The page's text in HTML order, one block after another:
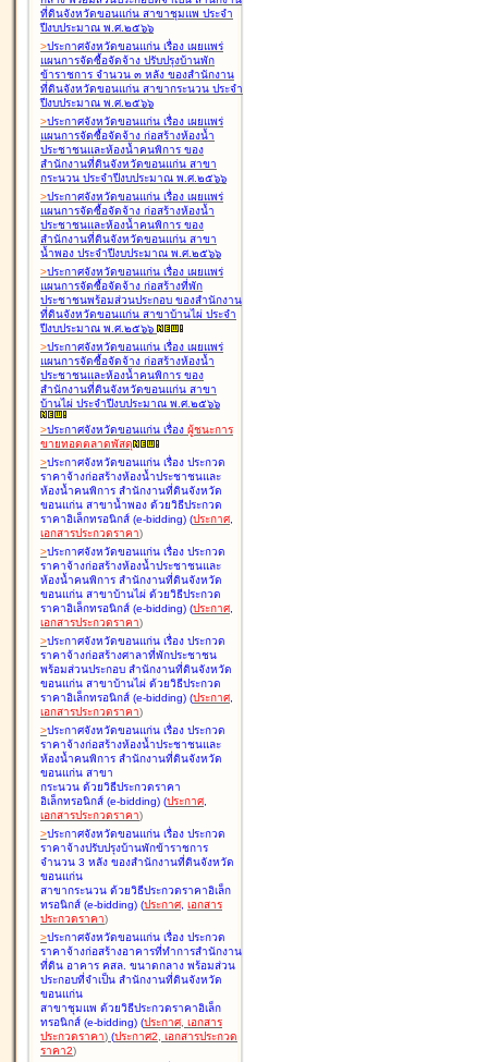
ที่ดินจังหวัดขอนแก่น สาขาชุมแพ ประจำ
ปีงบประมาณ พ.ศ.๒๕๖๖
>ประกาศจังหวัดขอนแก่น เรื่อง เผยแพร่
แผนการจัดซื้อจัดจ้าง ปรับปรุงบ้านพัก
ข้าราชการ จำนวน ๓ หลัง ของสำนักงาน
ที่ดินจังหวัดขอนแก่น สาขากระนวน ประจำ
ปีงบประมาณ พ.ศ.๒๕๖๖
>ประกาศจังหวัดขอนแก่น เรื่อง เผยแพร่
แผนการจัดซื้อจัดจ้าง ก่อสร้างห้องน้ำ
ประชาชนและห้องน้ำคนพิการ ของ
สำนักงานที่ดินจังหวัดขอนแก่น สาขา
กระนวน ประจำปีงบประมาณ พ.ศ.๒๕๖๖
>ประกาศจังหวัดขอนแก่น เรื่อง เผยแพร่
แผนการจัดซื้อจัดจ้าง ก่อสร้างห้องน้ำ
ประชาชนและห้องน้ำคนพิการ ของ
สำนักงานที่ดินจังหวัดขอนแก่น สาขา
น้ำพอง ประจำปีงบประมาณ พ.ศ.๒๕๖๖
>ประกาศจังหวัดขอนแก่น เรื่อง เผยแพร่
แผนการจัดซื้อจัดจ้าง ก่อสร้างที่พัก
ประชาชนพร้อมส่วนประกอบ ของสำนักงาน
ที่ดินจังหวัดขอนแก่น สาขาบ้านไผ่ ประจำ
ปีงบประมาณ พ.ศ.๒๕๖๖
>ประกาศจังหวัดขอนแก่น เรื่อง เผยแพร่
แผนการจัดซื้อจัดจ้าง ก่อสร้างห้องน้ำ
ประชาชนและห้องน้ำคนพิการ ของ
สำนักงานที่ดินจังหวัดขอนแก่น สาขา
บ้านไผ่ ประจำปีงบประมาณ พ.ศ.๒๕๖๖
>ประกาศจังหวัดขอนแก่น เรื่อง ผู้ชนะการ
ขายทอดตลาดพัสดุ
>ประกาศจังหวัดขอนแก่น เรื่อง ประกวด
ราคาจ้างก่อสร้างห้องน้ำประชาชนและ
ห้องน้ำคนพิการ สำนักงานที่ดินจังหวัด
ขอนแก่น สาขาน้ำพอง ด้วยวิธีประกวด
ราคาอิเล็กทรอนิกส์ (e-bidding) (ประกาศ,
เอกสารประกวดราคา)
>ประกาศจังหวัดขอนแก่น เรื่อง ประกวด
ราคาจ้างก่อสร้างห้องน้ำประชาชนและ
ห้องน้ำคนพิการ สำนักงานที่ดินจังหวัด
ขอนแก่น สาขาบ้านไผ่ ด้วยวิธีประกวด
ราคาอิเล็กทรอนิกส์ (e-bidding) (ประกาศ,
เอกสารประกวดราคา)
>ประกาศจังหวัดขอนแก่น เรื่อง ประกวด
ราคาจ้างก่อสร้างศาลาที่พักประชาชน
พร้อมส่วนประกอบ สำนักงานที่ดินจังหวัด
ขอนแก่น สาขาบ้านไผ่ ด้วยวิธีประกวด
ราคาอิเล็กทรอนิกส์ (e-bidding) (ประกาศ,
เอกสารประกวดราคา)
>ประกาศจังหวัดขอนแก่น เรื่อง ประกวด
ราคาจ้างก่อสร้างห้องน้ำประชาชนและ
ห้องน้ำคนพิการ สำนักงานที่ดินจังหวัด
ขอนแก่น สาขา
กระนวน ด้วยวิธีประกวดราคา
อิเล็กทรอนิกส์ (e-bidding) (ประกาศ,
เอกสารประกวดราคา)
>ประกาศจังหวัดขอนแก่น เรื่อง ประกวด
ราคาจ้างปรับปรุงบ้านพักข้าราชการ
จำนวน 3 หลัง ของสำนักงานที่ดินจังหวัด
ขอนแก่น
สาขากระนวน ด้วยวิธีประกวดราคาอิเล็ก
ทรอนิกส์ (e-bidding) (ประกาศ, เอกสาร
ประกวดราคา)
>ประกาศจังหวัดขอนแก่น เรื่อง ประกวด
ราคาจ้างก่อสร้างอาคารที่ทำการสำนักงาน
ที่ดิน อาคาร คสล. ขนาดกลาง พร้อมส่วน
ประกอบที่จำเป็น สำนักงานที่ดินจังหวัด
ขอนแก่น
สาขาชุมแพ ด้วยวิธีประกวดราคาอิเล็ก
ทรอนิกส์ (e-bidding) (ประกาศ, เอกสาร
ประกวดราคา) (ประกาศ2, เอกสารประกวด
ราคา2)